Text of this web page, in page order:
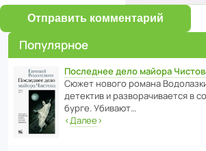
Отправить комментарий
Популярное
Последнее дело майора
Сюжет нового романа
дете­ктив и разво­ра­чи­ва­ется в
бурге. Убивают…
‹Далее›